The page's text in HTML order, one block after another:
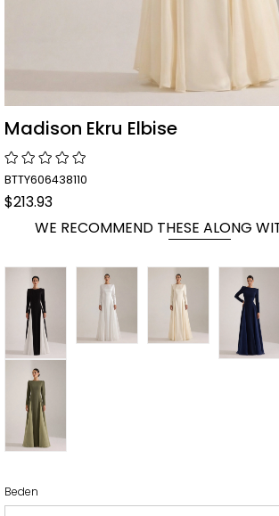
Madison Ekru Elbise
BTTY606438110
$213.93
WE RECOMMEND THESE ALONG
Beden